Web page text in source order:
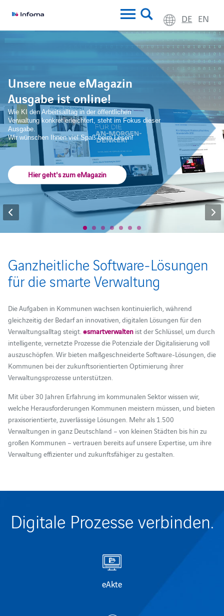
DE EN
Unsere neue eMagazin
Ausgabe ist online!
Wie KI den Arbeitsalltag in der öffentlichen
Verwaltung konkret erleichtert, steht im Fokus dieser
Ausgabe.
Wir wünschen Ihnen viel Spaß beim Lesen!
Hier geht's zum eMagazin
Ganzheitliche Software-Lösungen
für die smarte Verwaltung
Die Aufgaben in Kommunen wachsen kontinuierlich, während
gleichzeitig der Bedarf an innovativen, digitalen Lösungen für den
Verwaltungsalltag steigt. #smartverwaltenist der Schlüssel, um durch
intelligente, vernetzte Prozesse die Potenziale der Digitalisierung voll
auszuschöpfen. Wir bieten maßgeschneiderte Software-Lösungen, die
Kommunen bei der zukunftsorientierten Optimierung ihrer
Verwaltungsprozesse unterstützen.
Mit über 30 Jahren Erfahrung im kommunalen Sektor wissen wir,
welche Herausforderungen Kommunen meistern müssen, und bieten
praxisorientierte, zuverlässige Lösungen. Mehr als 1.500
Verwaltungen in ganz Deutschland – von kleinen Städten bis hin zu
großen Kommunen – vertrauen bereits auf unsere Expertise, um ihre
Verwaltung effizienter und zukunftsfähiger zu gestalten.
Digitale Prozesse verbinden.
eAkte